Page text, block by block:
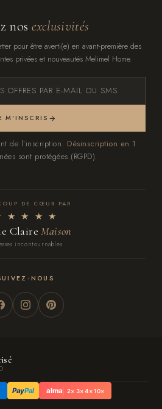
nos exclusivités
pour être averti(e) en avant-première des
privées et nouveautés Melimel Home.
OFFRES PAR E-MAIL OU SMS
M'INSCRIS
de l'inscription. Désinscription en 1
sont protégées (RGPD).
DE CŒUR PAR
★ ★ ★ ★
ClaireMaison
incontournables
NOUS
PayPal alma 2× 3× 4× 10×